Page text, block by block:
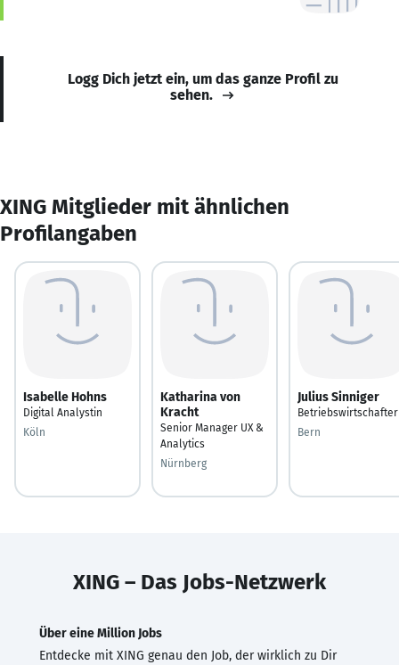
Logg Dich jetzt ein, um das ganze Profil zu
sehen.
XING Mitglieder mit ähnlichen
Profilangaben
Isabelle Hohns
Digital Analystin
Köln
Katharina von
Kracht
Senior Manager UX &
Analytics
Nürnberg
Julius Sinniger
Betriebswirtschafter
Bern
XING – Das Jobs-Netzwerk
Über eine Million Jobs
Entdecke mit XING genau den Job, der wirklich zu Dir